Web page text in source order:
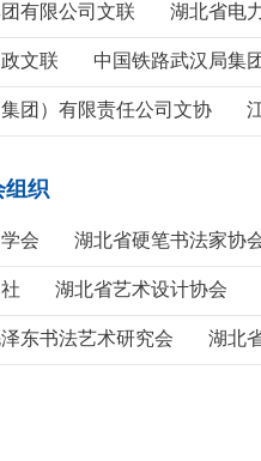
有限公司文联 湖北省电
文联 中国铁路武汉局集
团）有限责任公司文协
组织
会 湖北省硬笔书法家协
湖北省艺术设计协会
东书法艺术研究会 湖北